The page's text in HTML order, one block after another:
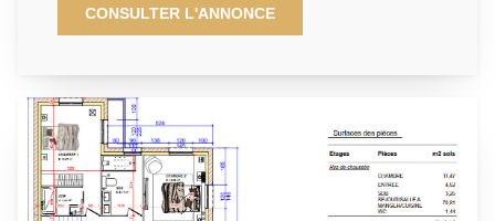
Idéalement situé dans le quartier recherché de la
sous-préfecture, ce bien bénéficie d'un
Laye. AP : 01.39.04.09.09
CONSULTER L'ANNONCE